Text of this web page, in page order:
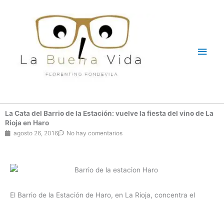
La Cata del Barrio de la Estación: vuelve la fiesta del vino de La
Rioja en Haro
agosto 26, 2016 No hay comentarios
El Barrio de la Estación de Haro, en La Rioja, concentra el